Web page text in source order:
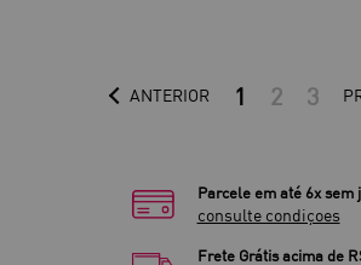
ANTERIOR 1 2 3
Parcele em até 6x sem
consulte condiçoes
Frete Grátis acima de